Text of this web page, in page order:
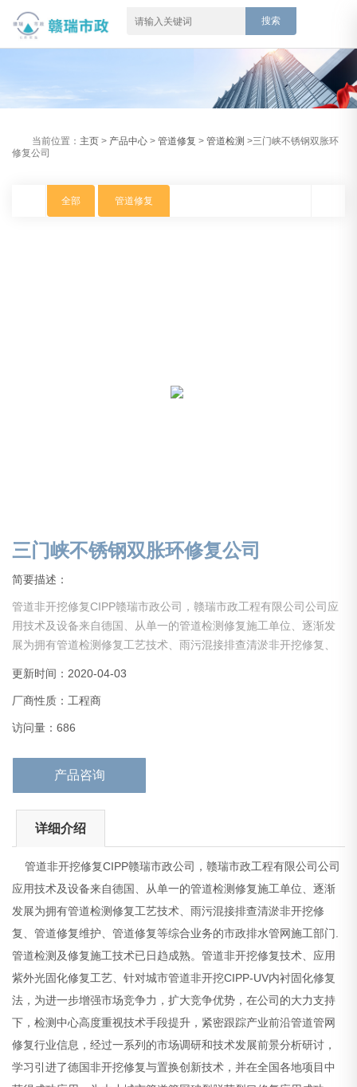
当前位置： 主页 > 产品中心 >管道修复 >管道检测 >三门峡不锈钢双胀环
修复公司
全部 管道修复
三门峡不锈钢双胀环修复公司
简要描述：
管道非开挖修复CIPP赣瑞市政公司，赣瑞市政工程有限公司公司应
用技术及设备来自德国、从单一的管道检测修复施工单位、逐渐发
展为拥有管道检测修复工艺技术、雨污混接排查清淤非开挖修复、
管道检测及修复施工技术已日趋成熟。管道非开挖修复技术、应用
紫外光固化修复工艺、针对城市管道非开挖CIPP-UV内衬固化修复
法，为进一步增强市场竞争力，扩大竞争
更新时间：2020-04-03
厂商性质：工程商
访问量：686
产品咨询
详细介绍
管道非开挖修复CIPP赣瑞市政公司，赣瑞市政工程有限公司公司
应用技术及设备来自德国、从单一的管道检测修复施工单位、逐渐
发展为拥有管道检测修复工艺技术、雨污混接排查清淤非开挖修
复、管道修复维护、管道修复等综合业务的市政排水管网施工部门.
管道检测及修复施工技术已日趋成熟。管道非开挖修复技术、应用
紫外光固化修复工艺、针对城市管道非开挖CIPP-UV内衬固化修复
法，为进一步增强市场竞争力，扩大竞争优势，在公司的大力支持
下，检测中心高度重视技术手段提升，紧密跟踪产业前沿管道管网
修复行业信息，经过一系列的市场调研和技术发展前景分析研讨，
学习引进了德国非开挖修复与置换创新技术，并在全国各地项目中